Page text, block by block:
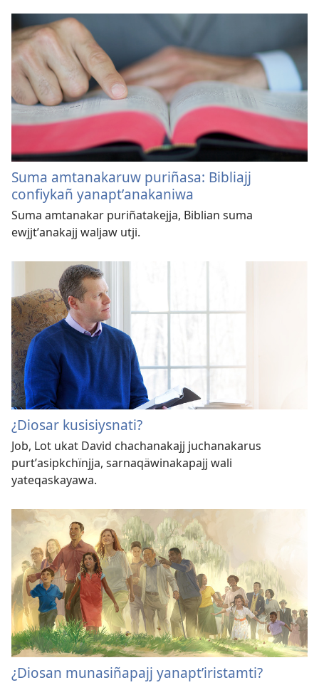
Suma amtanakaruw puriñasa: Bibliajj
confiykañ yanaptʼanakaniwa
Suma amtanakar puriñatakejja, Biblian suma
ewjjtʼanakajj waljaw utji.
¿Diosar kusisiysnati?
Job, Lot ukat David chachanakajj juchanakarus
purtʼasipkchïnjja, sarnaqäwinakapajj wali
yateqaskayawa.
¿Diosan munasiñapajj yanaptʼiristamti?